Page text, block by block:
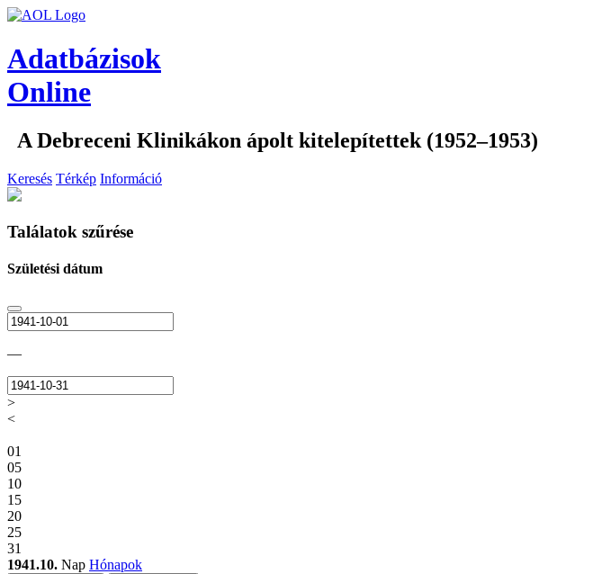
Adatbázisok
Online
A Debreceni Klinikákon ápolt kitelepítettek (1952–1953)
Keresés Térkép Információ
Találatok szűrése
Születési dátum
—
>
<
01
05
10
15
20
25
31
1941.10. Nap Hónapok